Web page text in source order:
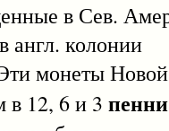
в Сев.
англ. колонии
монеты Новой
в 12, 6 и 3 пенни